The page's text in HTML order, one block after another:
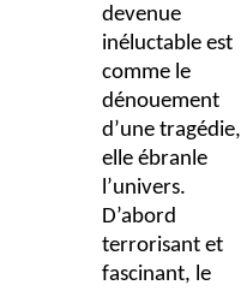
devenue
inéluctable est
comme le
dénouement
d’une tragédie,
elle ébranle
l’univers.
D’abord
terrorisant et
fascinant, le